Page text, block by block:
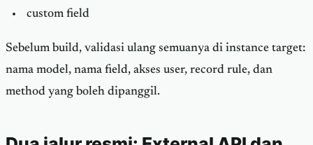
custom field
Sebelum build, validasi ulang semuanya di instance target:
nama model, nama field, akses user, record rule, dan
method yang boleh dipanggil.